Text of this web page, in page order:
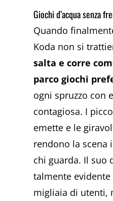
Giochi d’acqua senza
Quando
Koda non si
salta e corre
parco giochi
ogni spruzzo con
contagiosa. I
emette e le
rendono la scena
chi guarda. Il suo
talmente
migliaia di utenti,